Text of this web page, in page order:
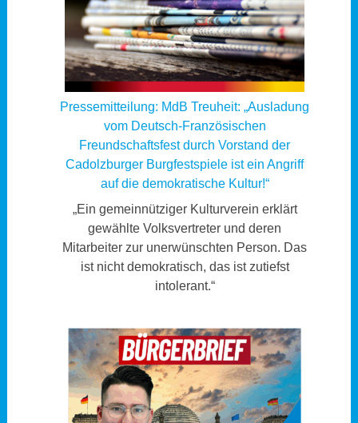
Pressemitteilung: MdB Treuheit: „Ausladung
vom Deutsch-Französischen
Freundschaftsfest durch Vorstand der
Cadolzburger Burgfestspiele ist ein Angriff
auf die demokratische Kultur!“
„Ein gemeinnütziger Kulturverein erklärt
gewählte Volksvertreter und deren
Mitarbeiter zur unerwünschten Person. Das
ist nicht demokratisch, das ist zutiefst
intolerant.“